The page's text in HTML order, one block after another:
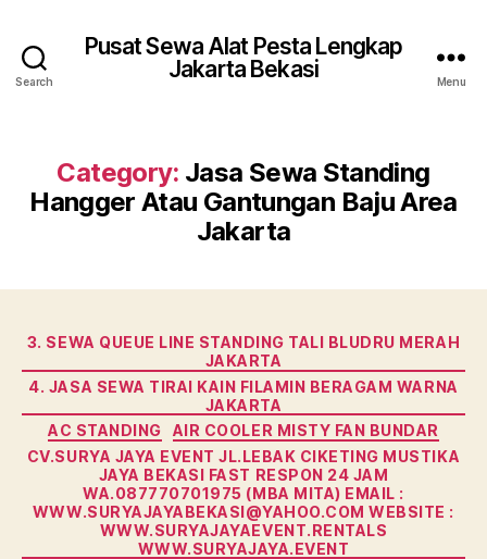
Search
Pusat Sewa Alat Pesta Lengkap
Jakarta Bekasi
Menu
Category: Jasa Sewa Standing
Hangger Atau Gantungan Baju Area
Jakarta
Categories
3. SEWA QUEUE LINE STANDING TALI BLUDRU MERAH
JAKARTA
4. JASA SEWA TIRAI KAIN FILAMIN BERAGAM WARNA
JAKARTA
AC STANDING
AIR COOLER MISTY FAN BUNDAR
CV.SURYA JAYA EVENT JL.LEBAK CIKETING MUSTIKA
JAYA BEKASI FAST RESPON 24 JAM
WA.087770701975 (MBA MITA) EMAIL :
WWW.SURYAJAYABEKASI@YAHOO.COM WEBSITE :
WWW.SURYAJAYAEVENT.RENTALS
WWW.SURYAJAYA.EVENT